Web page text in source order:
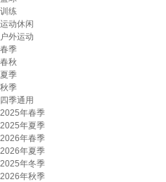
训练
运动休闲
户外运动
春季
春秋
夏季
秋季
四季通用
2025年春季
2025年夏季
2026年春季
2026年夏季
2025年冬季
2026年秋季